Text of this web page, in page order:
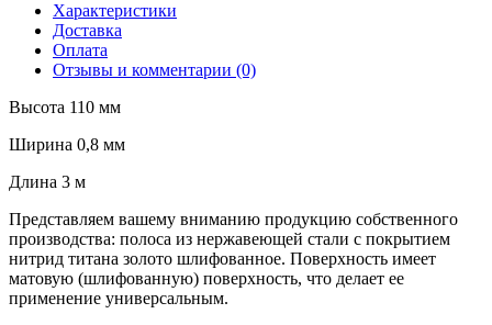
Характеристики
Доставка
Оплата
Отзывы и комментарии (0)
Высота 110 мм
Ширина 0,8 мм
Длина 3 м
Представляем вашему вниманию продукцию собственного
производства: полоса из нержавеющей стали с покрытием
нитрид титана золото шлифованное. Поверхность имеет
матовую (шлифованную) поверхность, что делает ее
применение универсальным.